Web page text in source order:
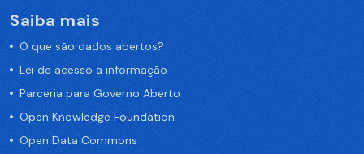
Saiba mais
O que são dados abertos?
Lei de acesso a informação
Parceria para Governo Aberto
Open Knowledge Foundation
Open Data Commons